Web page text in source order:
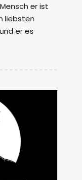
er ist
liebsten
er es